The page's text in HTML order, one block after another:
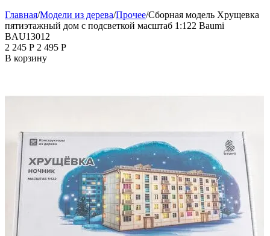
Главная/Модели из дерева/Прочее/Сборная модель Хрущевка
пятиэтажный дом с подсветкой масштаб 1:122 Baumi
BAU13012
2 245 Р 2 495 Р
В корзину